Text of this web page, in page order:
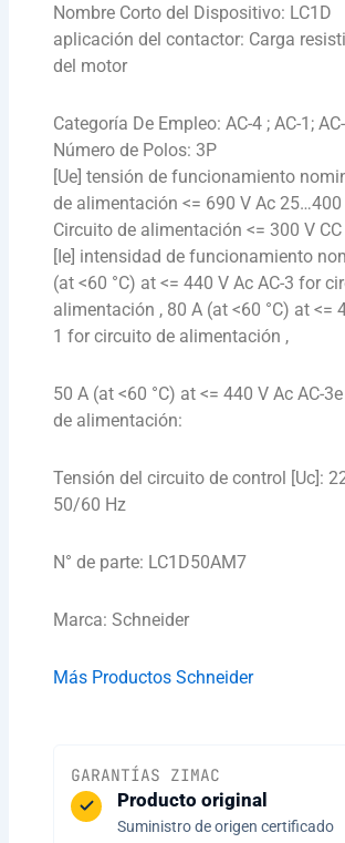
Nombre Corto del Dispositivo: LC1D
aplicación del contactor: Carga
del motor
Categoría De Empleo: AC-4 ; AC-1;
Número de Polos: 3P
[Ue] tensión de funcionamiento
de alimentación <= 690 V Ac 25…400
Circuito de alimentación <= 300 V CC
[Ie] intensidad de funcionamiento
(at <60 °C) at <= 440 V Ac AC-3 for
alimentación , 80 A (at <60 °C) at <=
1 for circuito de alimentación ,
50 A (at <60 °C) at <= 440 V Ac AC-
de alimentación:
Tensión del circuito de control [Uc]:
50/60 Hz
N° de parte: LC1D50AM7
Marca: Schneider
Más Productos Schneider
GARANTÍAS ZIMAC
Producto original
Suministro de origen certificado